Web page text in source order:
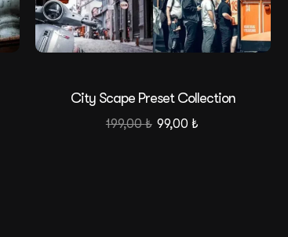
City Scape Preset Collection
199,00₺ 99,00 ₺